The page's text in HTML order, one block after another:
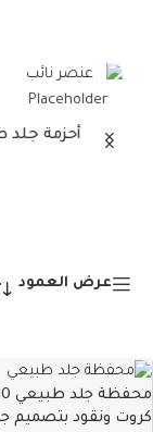
أحزمة جلد
عرض العمود
كروت ونقود بتصميم